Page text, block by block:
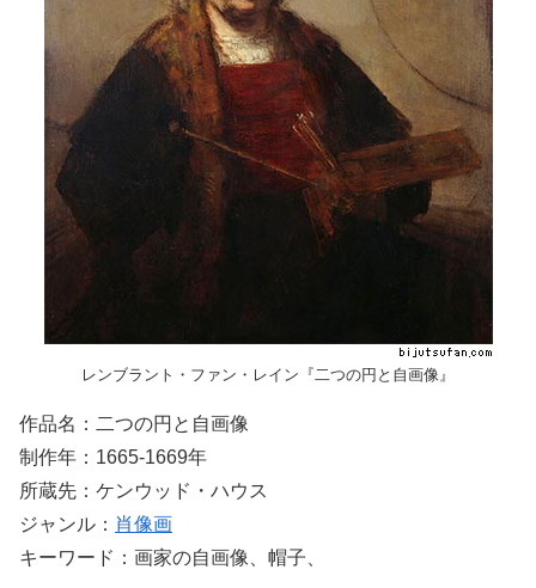
レンブラント・ファン・レイン『二つの円と自画像』
作品名：二つの円と自画像
制作年：1665-1669年
所蔵先：ケンウッド・ハウス
ジャンル： 肖像画
キーワード：画家の自画像、帽子、